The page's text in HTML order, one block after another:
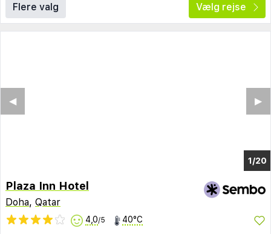
Flere valg Vælg rejse
1/15
▶︎
◀︎
Plaza Inn Hotel
Doha, Qatar
4,0/5 40°C